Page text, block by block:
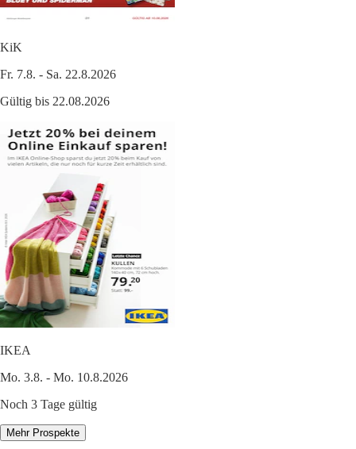
KiK
Fr. 7.8. - Sa. 22.8.2026
Gültig bis 22.08.2026
IKEA
Mo. 3.8. - Mo. 10.8.2026
Noch 3 Tage gültig
Mehr Prospekte